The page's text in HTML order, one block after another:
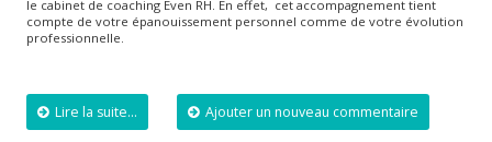
le cabinet de coaching Even RH. En effet, cet accompagnement tient
compte de votre épanouissement personnel comme de votre évolution
professionnelle.
Lire la suite... Ajouter un nouveau commentaire